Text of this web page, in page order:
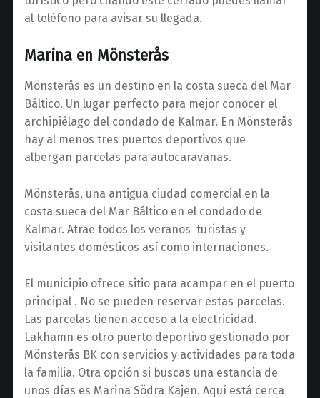
al teléfono para avisar su llegada.
Marina en Mönsterås
Mönsterås es un destino en la costa sueca del Mar
Báltico. Un lugar perfecto para mejor conocer el
archipiélago del condado de Kalmar. En Mönsterås
hay al menos tres puertos deportivos que
albergan parcelas para autocaravanas.
Mönsterås, una antigua ciudad comercial en la
costa sueca del Mar Báltico en el condado de
Kalmar. Atrae todos los veranos turistas y
visitantes domésticos así como internaciones.
El municipio ofrece sitio para acampar en el puerto
principal . No se pueden reservar estas parcelas.
Las parcelas tienen acceso a la electricidad.
Lakhamn es otro puerto deportivo gestionado por
Mönsterås BK con servicios y actividades para toda
la familia. Otra opción si buscas una estancia de
unos días es Marina Södra Kajen. Aquí está cerca